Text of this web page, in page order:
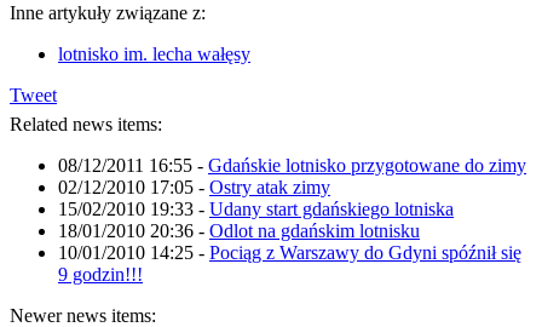
Inne artykuły związane z:
lotnisko im. lecha wałęsy
Tweet
Related news items:
08/12/2011 16:55 - Gdańskie lotnisko przygotowane do zimy
02/12/2010 17:05 - Ostry atak zimy
15/02/2010 19:33 - Udany start gdańskiego lotniska
18/01/2010 20:36 - Odlot na gdańskim lotnisku
10/01/2010 14:25 - Pociąg z Warszawy do Gdyni spóźnił się
9 godzin!!!
Newer news items: